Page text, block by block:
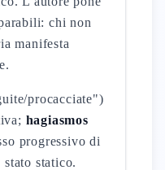
chi non
manifesta
procacciate")
hagiasmos
progressivo di
statico.